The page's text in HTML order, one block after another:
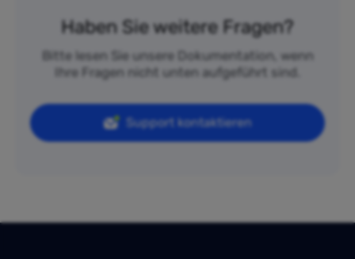
Haben Sie weitere Fragen?
Bitte lesen Sie unsere Dokumentation, wenn
Ihre Fragen nicht unten aufgeführt sind.
Support kontaktieren